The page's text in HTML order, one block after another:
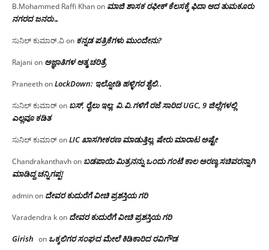
B.Mohammed Raffi Khanon ಮಾಜಿ ಶಾಸಕ ರಫೀಕ್ ಕೆಲಸಕ್ಕೆ ಫಿದಾ ಆದ ತುಮಕೂರು
ನಗರದ ಜನರು…
ಸುನಿಲ್ ಕುಮಾರ್.ವಿon ಕನ್ನಡ ಪತ್ರಿಕೆಗಳು ಮುಂದೇನು?
Rajani on ಅಜ್ಞಾತಿಗಳ ಆತ್ಮ ಚರಿತ್ರೆ
PraneethonLockDown: ಇಲ್ನೋಡಿ ಹಳ್ಳಿಗರ ಶೈಲಿ..
ಸುನಿಲ್ ಕುಮಾರ್on ಬಸ್, ರೈಲು ಇಲ್ಲ; ವಿ.ವಿ.ಗಳಿಗೆ ರಜೆ ಸಾರಿದ UGC, 9 ಜಿಲ್ಲೆಗಳಲ್ಲಿ
ಎಲ್ಲವೂ ಕಡಿತ
ಸುನಿಲ್ ಕುಮಾರ್onLIC ಖಾಸಗೀಕರಣ ಮಾಡುತ್ತಿಲ್ಲ, ಷೇರು ಮಾರಾಟ ಅಷ್ಟೇ
Chandrakanthavhon ಬಡಪಾಯಿ ಮಿತ್ರನನ್ನು ಒಂದು ಗಂಟೆ ಕಾಲ ಅರಣ್ಯ ಸಚಿವರನ್ನಾಗಿ
ಮಾಡಿದ್ದ ಚನ್ನಿಗಪ್ಪ!
adminon ದೇವರ ಕುದುರೆಗೆ ವೀಚಿ ಪ್ರಶಸ್ತಿಯ ಗರಿ
Varadendra kon ದೇವರ ಕುದುರೆಗೆ ವೀಚಿ ಪ್ರಶಸ್ತಿಯ ಗರಿ
Girish on ಒಕ್ಕಲಿಗರ ಸಂಘದ ಮೇಲೆ ಕಿಡಿಕಾರಿದ ರವಿಗೌಡ